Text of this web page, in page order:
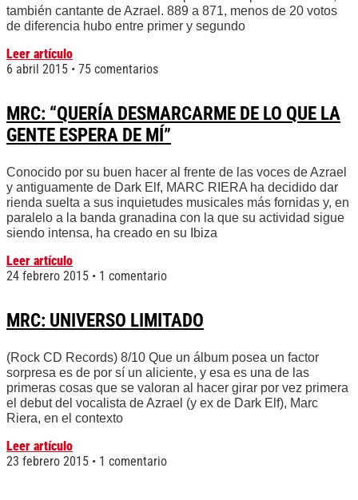
también cantante de Azrael. 889 a 871, menos de 20 votos
de diferencia hubo entre primer y segundo
Leer artículo
6 abril 2015
75 comentarios
MRC: “QUERÍA DESMARCARME DE LO QUE LA
GENTE ESPERA DE MÍ”
Conocido por su buen hacer al frente de las voces de Azrael
y antiguamente de Dark Elf, MARC RIERA ha decidido dar
rienda suelta a sus inquietudes musicales más fornidas y, en
paralelo a la banda granadina con la que su actividad sigue
siendo intensa, ha creado en su Ibiza
Leer artículo
24 febrero 2015
1 comentario
MRC: UNIVERSO LIMITADO
(Rock CD Records) 8/10 Que un álbum posea un factor
sorpresa es de por sí un aliciente, y esa es una de las
primeras cosas que se valoran al hacer girar por vez primera
el debut del vocalista de Azrael (y ex de Dark Elf), Marc
Riera, en el contexto
Leer artículo
23 febrero 2015
1 comentario